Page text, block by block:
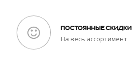
ПОСТОЯННЫЕ СКИДКИ
На весь ассортимент